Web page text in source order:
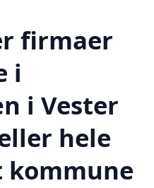
firmaer
i
i Vester
hele
kommune